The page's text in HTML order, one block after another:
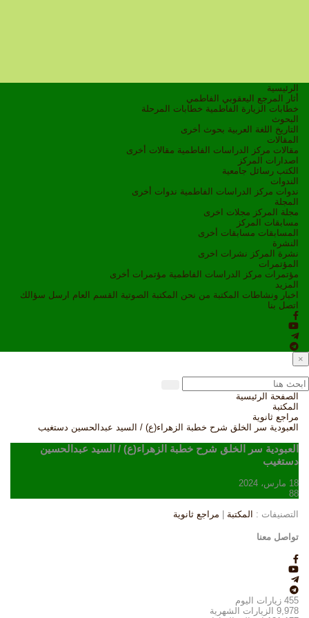
الرئيسية
أثار المرجع اليعقوبي الفاطمي
خطابات الزيارة الفاطمية خطابات المرحلة
البحوث
التاريخ
اللغة العربية بحوث أخرى
المقالات
مقالات مركز الدراسات الفاطمية مقالات أخرى
اصدارات المركز
الكتب رسائل جامعية
الندوات
ندوات مركز الدراسات الفاطمية ندوات أخرى
المجلة
مجلة المركز مجلات اخرى
مسابقات المركز
المسابقات مسابقات أخرى
النشرة
نشرة المركز نشرات اخرى
المؤتمرات
مؤتمرات مركز الدراسات الفاطمية مؤتمرات أخرى
المزيد
اخبار ونشاطات
المكتبة من نحن المكتبة الصوتية القسم العام ارسل سؤالك
اتصل بنا
×
الصفحة الرئيسية
المكتبة
مراجع ثانوية
العبودية سر الخلق شرح خطبة الزهراء(ع) / السيد عبدالحسين دستغيب
العبودية سر الخلق شرح خطبة الزهراء(ع) / السيد عبدالحسين
دستغيب
18 مارس، 2024
88
التصنيفات : المكتبة مراجع ثانوية
تواصل معنا
455 زيارات اليوم
9,978
الزيارات الشهرية